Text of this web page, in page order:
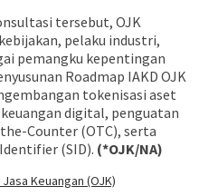
tersebut, OJK
pelaku industri,
pemangku kepentingan
Roadmap IAKD OJK
tokenisasi aset
digital, penguatan
Counter (OTC), serta
(SID). (*OJK/NA)
Keuangan (OJK)